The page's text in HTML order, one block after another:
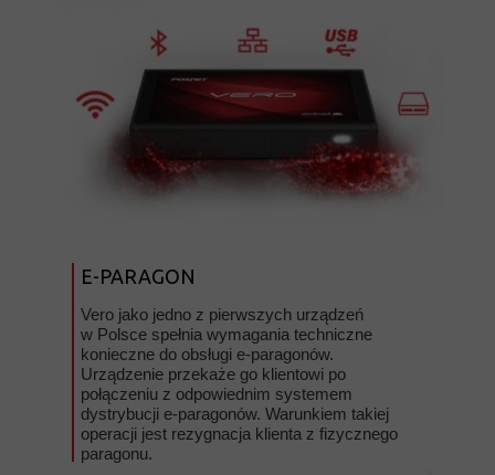
Vero jako jedno z pierwszych urządzeń
w Polsce spełnia wymagania techniczne
konieczne do obsługi e-paragonów.
Urządzenie przekaże go klientowi po
połączeniu z odpowiednim systemem
dystrybucji e-paragonów. Warunkiem takiej
operacji jest rezygnacja klienta z fizycznego
paragonu.
E-PARAGON